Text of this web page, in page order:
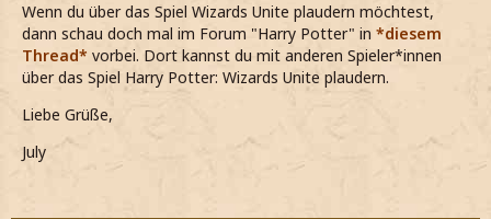
Wenn du über das Spiel Wizards Unite plaudern möchtest,
dann schau doch mal im Forum "Harry Potter" in *diesem
Thread* vorbei. Dort kannst du mit anderen Spieler*innen
über das Spiel Harry Potter: Wizards Unite plaudern.
Liebe Grüße,
July